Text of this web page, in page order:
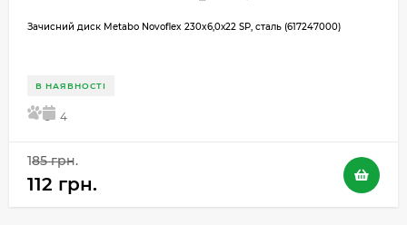
Зачисний диск Metabo Novoflex 230x6,0х22 SP, сталь (617247000)
В НАЯВНОСТІ
5 4
185 грн.
112 грн.